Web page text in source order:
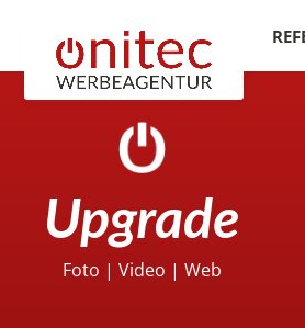
Upgrade
Foto | Video | Web